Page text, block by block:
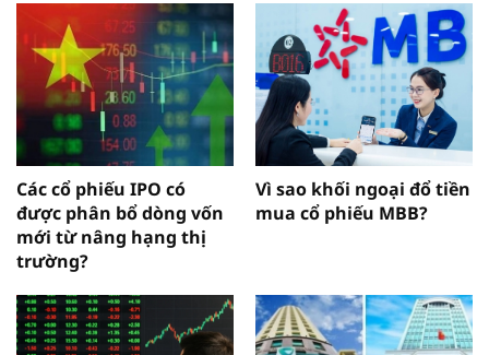
Các cổ phiếu IPO có
được phân bổ dòng vốn
mới từ nâng hạng thị
trường?
Vì sao khối ngoại đổ tiền
mua cổ phiếu MBB?